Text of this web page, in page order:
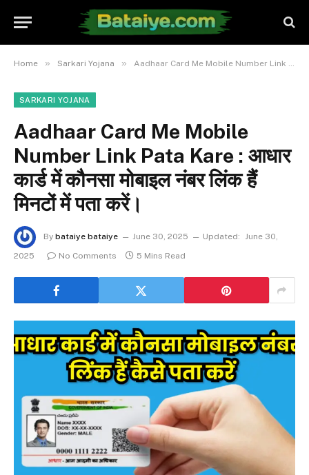
Home » Sarkari Yojana » Aadhaar Card Me Mobile Number Link Pata Kare : आधार कार्ड में कौनसा मोबाइल नंबर लिंक हैं मिनटों में पता करें।
SARKARI YOJANA
Aadhaar Card Me Mobile
Number Link Pata Kare : आधार
कार्ड में कौनसा मोबाइल नंबर लिंक हैं
मिनटों में पता करें।
By bataiye bataiye June 30, 2025 Updated: June 30,
2025
No Comments 5 Mins Read